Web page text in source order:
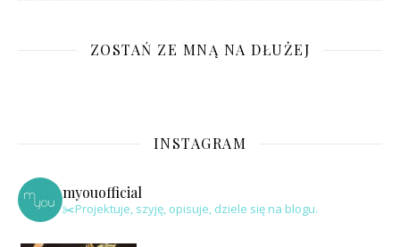
ZOSTAŃ ZE MNĄ NA DŁUŻEJ
INSTAGRAM
myouofficial
✂️Projektuje, szyję, opisuje, dziele się na blogu.